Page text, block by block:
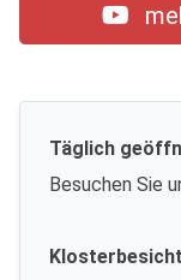
Täglich
Besuchen Sie